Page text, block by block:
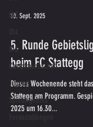
U13
U18
Kampfmannschaft
Jugend
Spielergebnis
10. Sept. 2025
5. Runde
beim FC Stattegg
Dieses Wochenende steht
Stattegg am Programm.
2025 um 16.30...